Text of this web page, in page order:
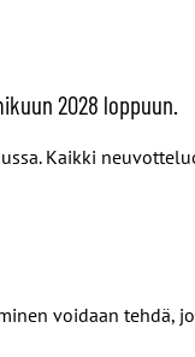
2028 loppuun.
Kaikki
voidaan tehdä,